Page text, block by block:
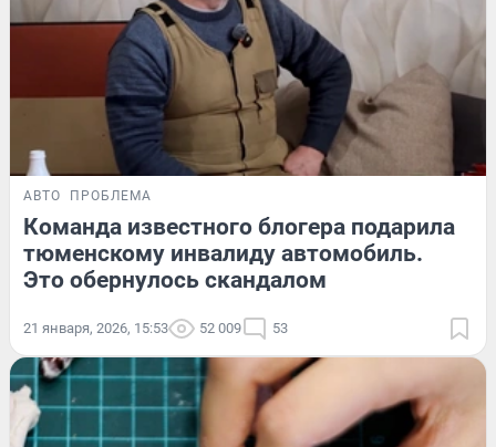
АВТО ПРОБЛЕМА
Команда известного блогера подарила
тюменскому инвалиду автомобиль.
Это обернулось скандалом
21 января, 2026, 15:53 52 009 53